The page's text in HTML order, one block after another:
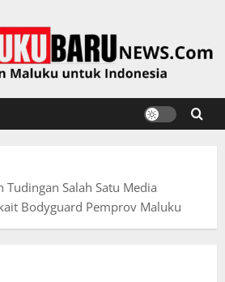
Salah Satu Media
Bodyguard Pemprov Maluku